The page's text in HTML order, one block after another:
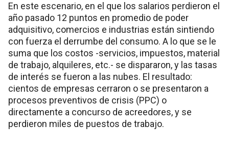
En este escenario, en el que los salarios perdieron el
año pasado 12 puntos en promedio de poder
adquisitivo, comercios e industrias están sintiendo
con fuerza el derrumbe del consumo. A lo que se le
suma que los costos -servicios, impuestos, material
de trabajo, alquileres, etc.- se dispararon, y las tasas
de interés se fueron a las nubes. El resultado:
cientos de empresas cerraron o se presentaron a
procesos preventivos de crisis (PPC) o
directamente a concurso de acreedores, y se
perdieron miles de puestos de trabajo.